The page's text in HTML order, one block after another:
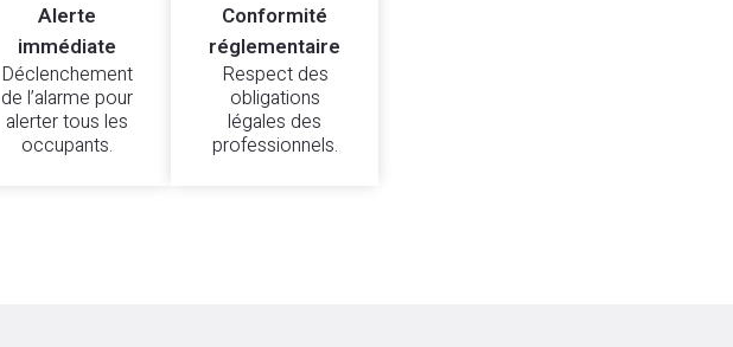
Alerte
immédiate
Déclenchement
de l’alarme pour
alerter tous les
occupants.
Conformité
réglementaire
Respect des
obligations
légales des
professionnels.